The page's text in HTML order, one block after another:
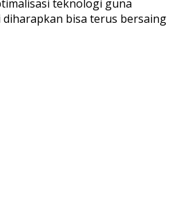
teknologi guna
bisa terus bersaing